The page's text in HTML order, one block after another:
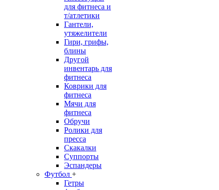
для фитнеса и
т/атлетики
Гантели,
утяжелители
Гири, грифы,
блины
Другой
инвентарь для
фитнеса
Коврики для
фитнеса
Мячи для
фитнеса
Обручи
Ролики для
пресса
Скакалки
Суппорты
Эспандеры
Футбол +
Гетры